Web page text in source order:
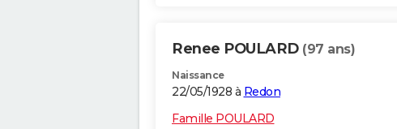
Renee POULARD (97 ans)
Naissance
22/05/1928 à Redon
Famille POULARD